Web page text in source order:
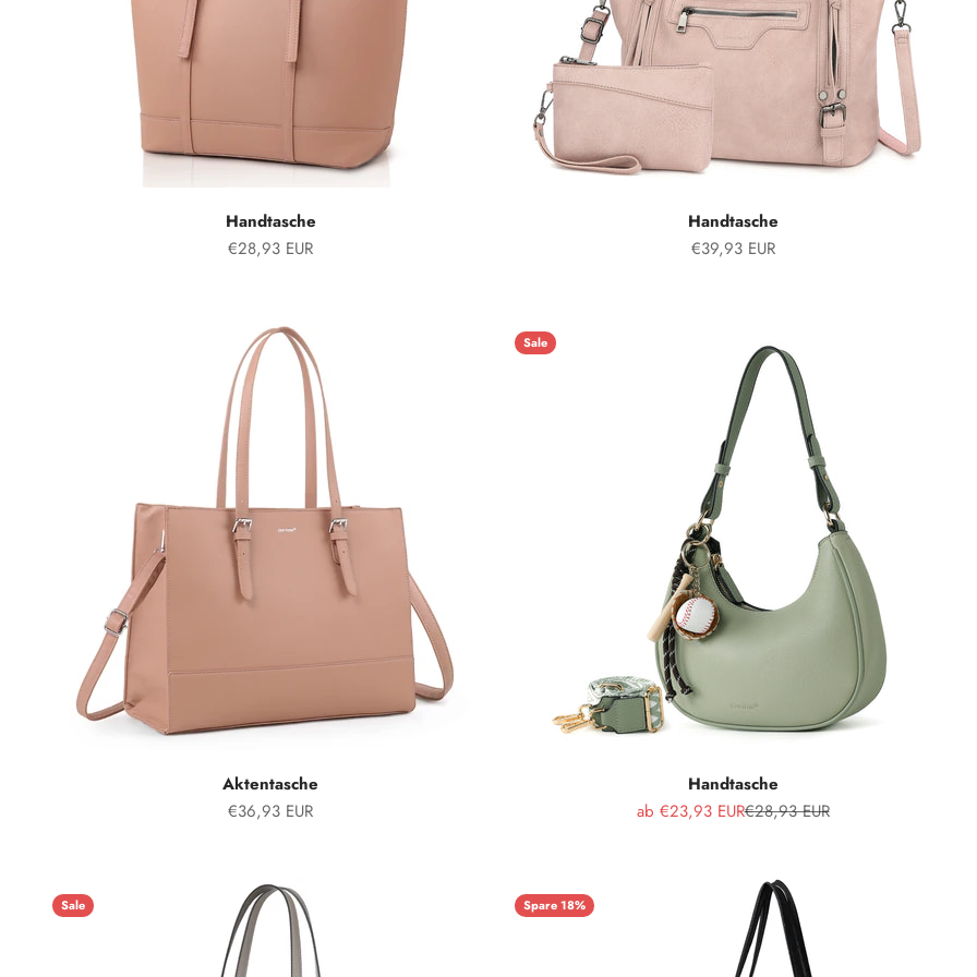
Handtasche
Angebot
€28,93 EUR
Handtasche
Angebot
€39,93 EUR
Aktentasche
Angebot
€36,93 EUR
Sale
Handtasche
Angebot
ab €23,93 EURRegulärer Preis
€28,93 EUR
Sale Spare 18%